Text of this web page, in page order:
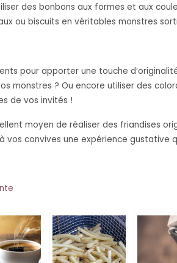
des bonbons aux formes et aux
ou biscuits en véritables monstres
pour apporter une touche
monstres ? Ou encore utiliser des
de vos invités !
moyen de réaliser des friandises
convives une expérience gustative